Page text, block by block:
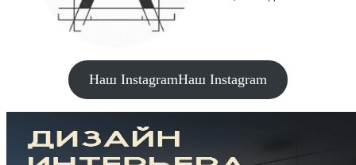
Наш InstagramНаш Instagram